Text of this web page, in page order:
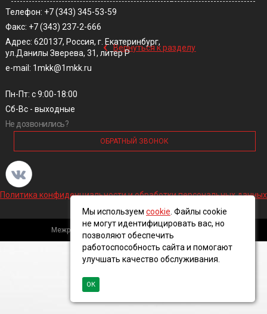
‹ Вернуться к разделу
Телефон: +7 (343) 345-53-59
Факс: +7 (343) 237-2-666
Адрес: 620137, Россия, г. Екатеринбург,
ул.Данилы Зверева, 31, литер Р
e-mail: 1mkk@1mkk.ru
Пн-Пт: с 9:00-18:00
Сб-Вс - выходные
Не дозвонились?
ОБРАТНЫЙ ЗВОНОК
Политика конфиденциальности и обработки персональных данных
Межрегиональная кабельная компания, 2016 ©
Мы используем cookie . Файлы cookie
не могут идентифицировать вас, но
позволяют обеспечить
работоспособность сайта и помогают
улучшать качество обслуживания.
ОК